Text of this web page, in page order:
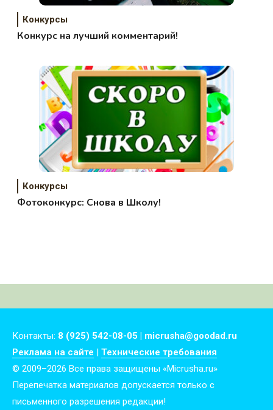
Конкурсы
Конкурс на лучший комментарий!
Конкурсы
Фотоконкурс: Снова в Школу!
Контакты: 8 (925) 542-08-05 | micrusha@goodad.ru
Реклама на сайте | Технические требования
© 2009–2026 Все права защищены «Micrusha.ru»
Перепечатка материалов допускается только с
письменного разрешения редакции!